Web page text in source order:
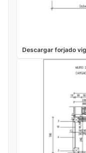
Descargar forjado